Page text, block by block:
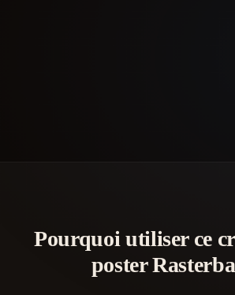
Pourquoi utiliser ce
poster